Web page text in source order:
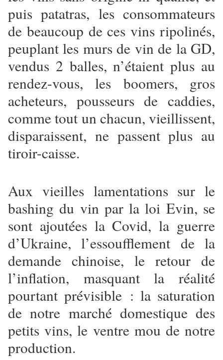
puis patatras, les consommateurs
de beaucoup de ces vins ripolinés,
peuplant les murs de vin de la GD,
vendus 2 balles, n’étaient plus au
rendez-vous, les boomers, gros
acheteurs, pousseurs de caddies,
comme tout un chacun, vieillissent,
disparaissent, ne passent plus au
tiroir-caisse.
Aux vieilles lamentations sur le
bashing du vin par la loi Evin, se
sont ajoutées la Covid, la guerre
d’Ukraine, l’essoufflement de la
demande chinoise, le retour de
l’inflation, masquant la réalité
pourtant prévisible : la saturation
de notre marché domestique des
petits vins, le ventre mou de notre
production.